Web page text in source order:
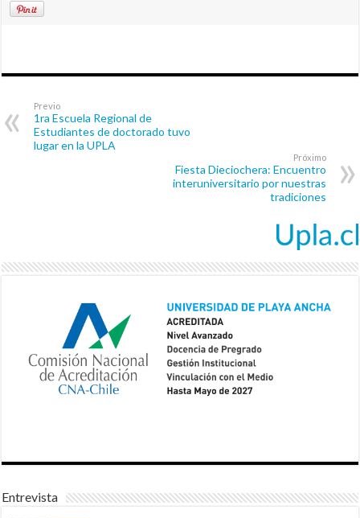
Previo
1ra Escuela Regional de
Estudiantes de doctorado tuvo
lugar en la UPLA
Próximo
Fiesta Dieciochera: Encuentro
interuniversitario por nuestras
tradiciones
Entrevista